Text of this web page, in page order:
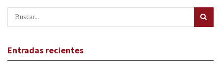
Entradas recientes